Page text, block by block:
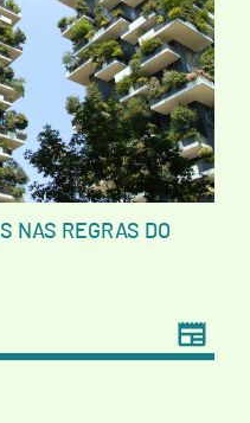
NAS REGRAS DO